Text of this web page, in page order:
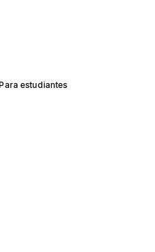
Para estudiantes